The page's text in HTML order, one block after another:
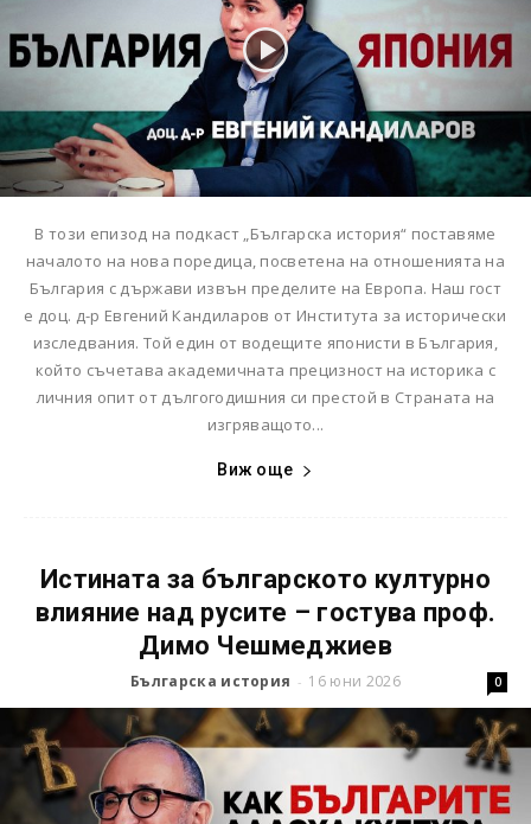
В този епизод на подкаст „Българска история“ поставяме
началото на нова поредица, посветена на отношенията на
България с държави извън пределите на Европа. Наш гост
е доц. д-р Евгений Кандиларов от Института за исторически
изследвания. Той един от водещите японисти в България,
който съчетава академичната прецизност на историка с
личния опит от дългогодишния си престой в Страната на
изгряващото...
Виж още
Истината за българското културно
влияние над русите – гостува проф.
Димо Чешмеджиев
Българска история - 16 юни 2026 0